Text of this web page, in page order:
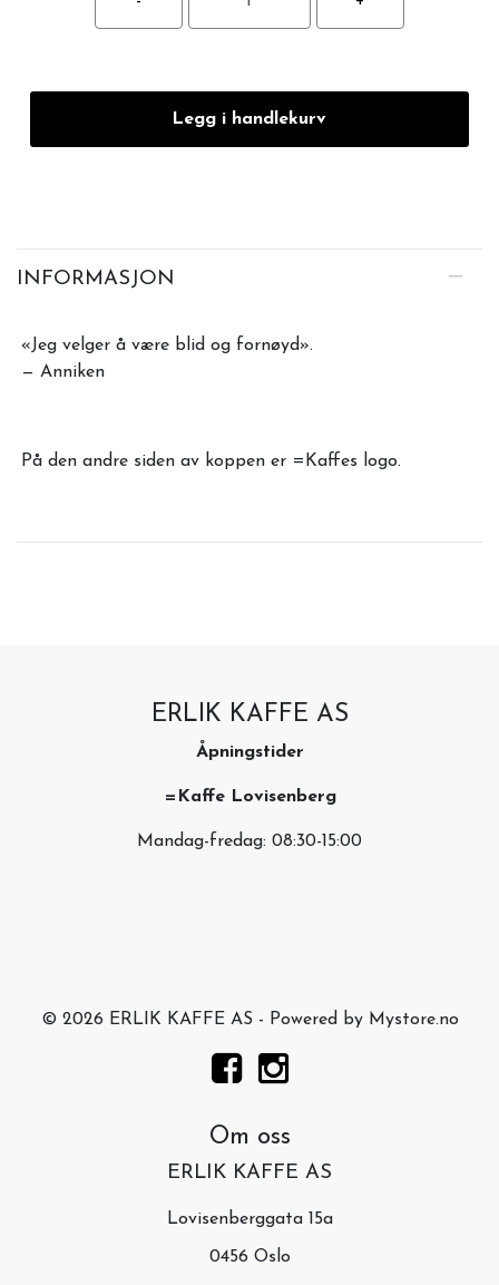
Legg i handlekurv
INFORMASJON
«Jeg velger å være blid og fornøyd».
— Anniken
På den andre siden av koppen er =Kaffes logo.
ERLIK KAFFE AS
Åpningstider
=Kaffe Lovisenberg
Mandag-fredag: 08:30-15:00
© 2026 ERLIK KAFFE AS - Powered by Mystore.no
Om oss
ERLIK KAFFE AS
Lovisenberggata 15a
0456 Oslo